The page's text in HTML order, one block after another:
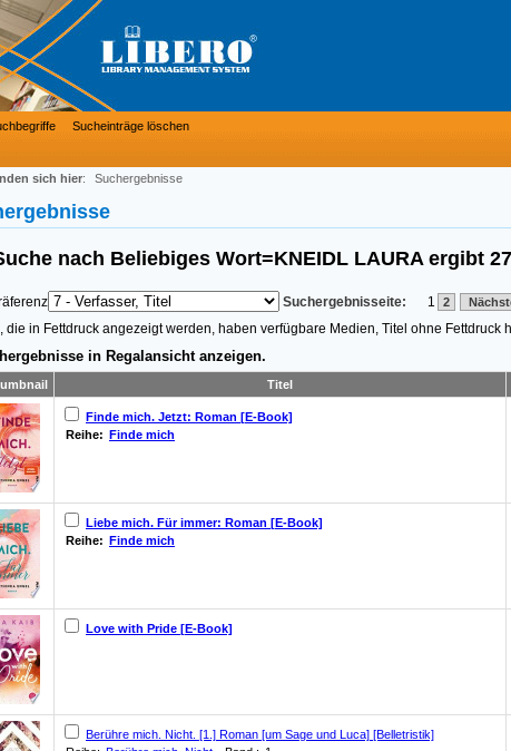
Sucheinträge löschen
sich hier: Suchergebnisse
nach Beliebiges Wort=KNEIDL LAURA ergibt 27
Suchergebnisseite: 1 2
die in Fettdruck angezeigt werden, haben verfügbare Medien, Titel ohne
in Regalansicht anzeigen.
Titel
Finde mich. Jetzt: Roman [E-Book]
Reihe: Finde mich
Liebe mich. Für immer: Roman [E-Book]
Reihe: Finde mich
Love with Pride [E-Book]
Berühre mich. Nicht. [1.] Roman [um Sage und Luca] [Belletristik]